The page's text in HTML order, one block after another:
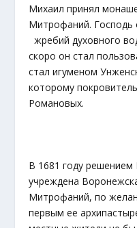
Михаил принял
Митрофаний. Господь
жребий духовного
скоро он стал
стал игуменом
которому
Романовых.
В 1681 году
учреждена
Митрофаний, по
первым ее